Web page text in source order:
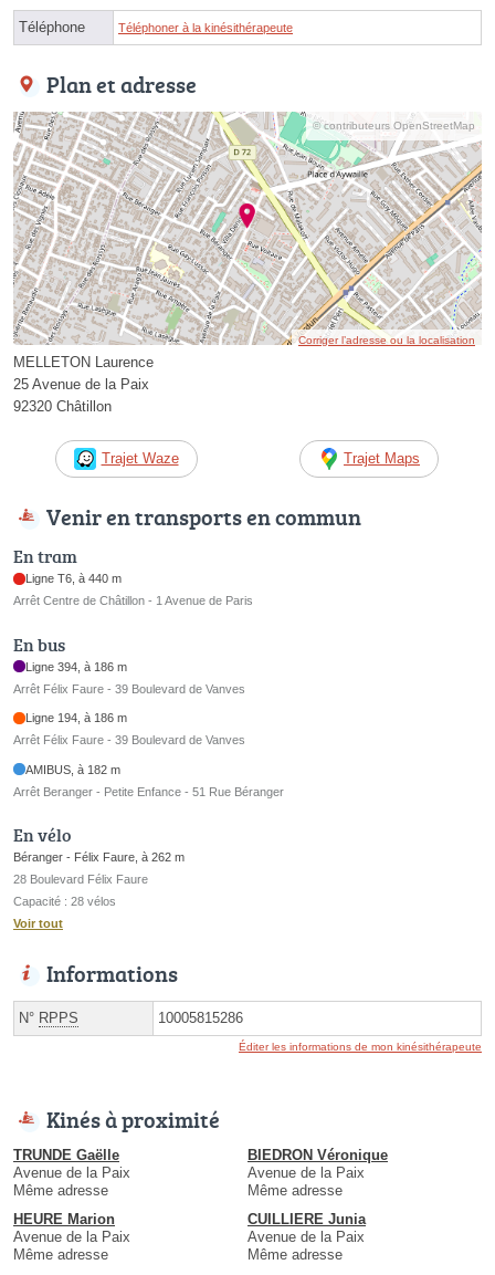
Téléphone Téléphoner à la kinésithérapeute
Plan et adresse
© contributeurs OpenStreetMap
Corriger l’adresse ou la localisation
MELLETON Laurence
25 Avenue de la Paix
92320 Châtillon
Trajet Waze Trajet Maps
Venir en transports en commun
En tram
Ligne T6, à 440 m
Arrêt Centre de Châtillon - 1 Avenue de Paris
En bus
Ligne 394, à 186 m
Arrêt Félix Faure - 39 Boulevard de Vanves
Ligne 194, à 186 m
Arrêt Félix Faure - 39 Boulevard de Vanves
AMIBUS, à 182 m
Arrêt Beranger - Petite Enfance - 51 Rue Béranger
En vélo
Béranger - Félix Faure, à 262 m
28 Boulevard Félix Faure
Capacité : 28 vélos
Voir tout
Informations
N° RPPS 10005815286
Éditer les informations de mon kinésithérapeute
Kinés à proximité
TRUNDE Gaëlle
Avenue de la Paix
Même adresse
BIEDRON Véronique
Avenue de la Paix
Même adresse
HEURE Marion
Avenue de la Paix
Même adresse
CUILLIERE Junia
Avenue de la Paix
Même adresse